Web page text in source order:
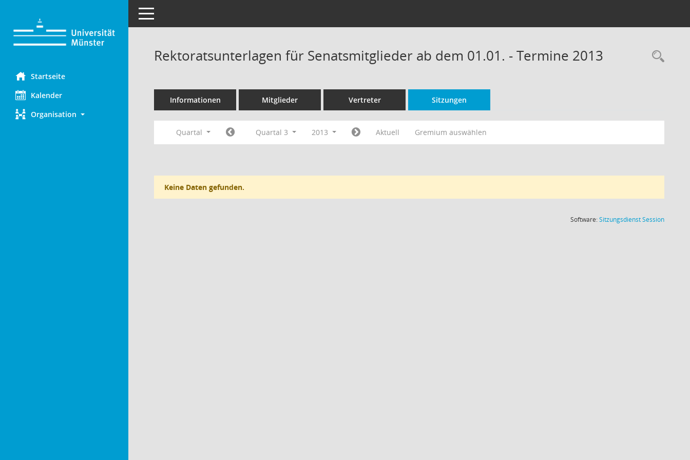
Startseite
Kalender
Organisation
Toggle navigation
Rektoratsunterlagen für Senatsmitglieder ab dem 01.01. - Termine 2013
Informationen Mitglieder Vertreter Sitzungen
Quartal Quartal 3 2013 Aktuell Gremium auswählen
Keine Daten gefunden.
Software:SitzungsdienstSession(Wird in